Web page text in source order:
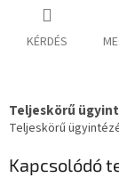
KÉRDÉS
Teljeskörű
Teljeskörű
Kapcsolódó